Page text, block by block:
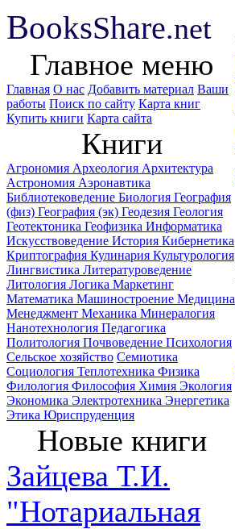
BooksShare.net
Главное меню
Главная О нас Добавить материал Ваши
работы Поиск по сайту Карта книг
Купить книги Карта сайта
Книги
Агрономия Археология Архитектура
Астрономия Аэронавтика
Библиотековедение Биология География
(физ) География (эк) Геодезия Геология
Геотектоника Геофизика Информатика
Искусствоведение История Кибернетика
Криптография Кулинария Культурология
Лингвистика Литературоведение
Литология Логика Маркетинг
Математика Машиностроение Медицина
Менеджмент Механика Минералогия
Нанотехнология Педагогика
Политология Почвоведение Психология
Сельское хозяйство Семиотика
Социология Теплотехника Физика
Филология Философия Химия Экология
Экономика Электротехника Энергетика
Этика Юриспруденция
Новые книги
Зайцева Т.И.
"Нотариальная